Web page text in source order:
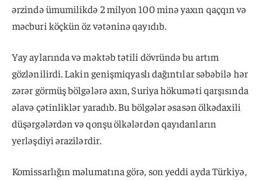
ərzində ümumilikdə 2 milyon 100 minə yaxın qaçqın və
məcburi köçkün öz vətəninə qayıdıb.
Yay aylarında və məktəb tətili dövründə bu artım
gözlənilirdi. Lakin genişmiqyaslı dağıntılar səbəbilə hər
zərər görmüş bölgələrə axın, Suriya hökuməti qarşısında
əlavə çətinliklər yaradıb. Bu bölgələr əsasən ölkədaxili
düşərgələrdən və qonşu ölkələrdən qayıdanların
yerləşdiyi ərazilərdir.
Komissarlığın məlumatına görə, son yeddi ayda Türkiyə,